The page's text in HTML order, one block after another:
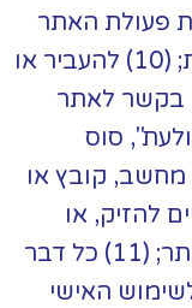
פעולת האתר
ו/או תשתיותיו הבסיסיות; (10) להעביר או
בקשר לאתר
סוס
מחשב, קובץ או
להזיק, או
נועדו להזיק לפעולת האתר; (11) כל דבר
האישי